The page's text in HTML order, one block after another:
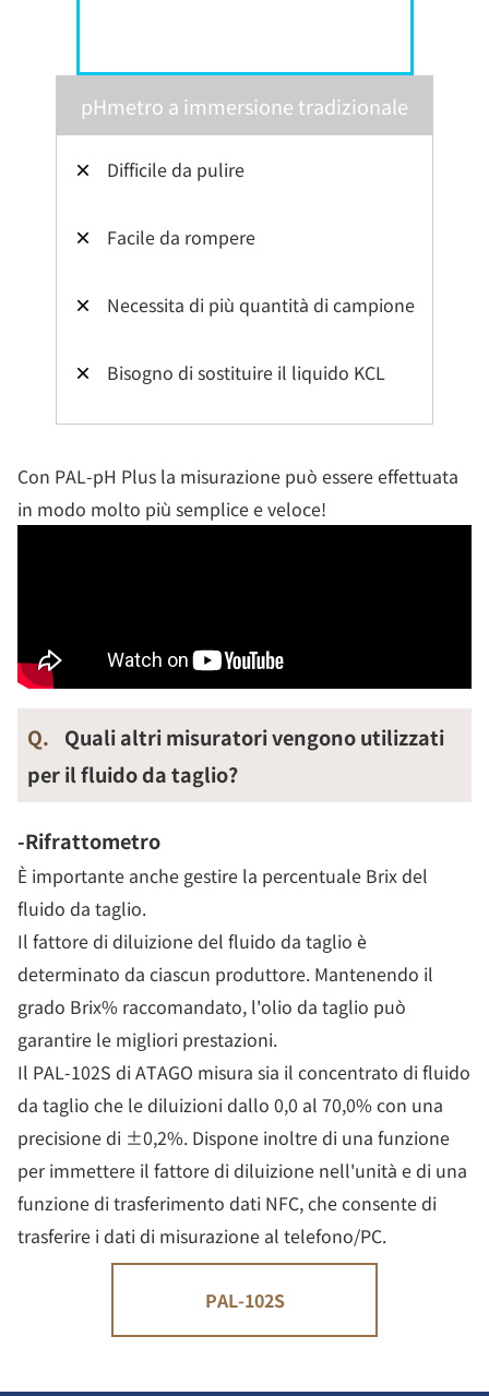
pHmetro a immersione tradizionale
× Difficile da pulire
× Facile da rompere
× Necessita di più quantità di campione
× Bisogno di sostituire il liquido KCL
Con PAL-pH Plus la misurazione può essere effettuata
in modo molto più semplice e veloce!
Q.
Quali altri misuratori vengono utilizzati
per il fluido da taglio?
-Rifrattometro
È importante anche gestire la percentuale Brix del
fluido da taglio.
Il fattore di diluizione del fluido da taglio è
determinato da ciascun produttore. Mantenendo il
grado Brix% raccomandato, l'olio da taglio può
garantire le migliori prestazioni.
Il PAL-102S di ATAGO misura sia il concentrato di fluido
da taglio che le diluizioni dallo 0,0 al 70,0% con una
precisione di ±0,2%. Dispone inoltre di una funzione
per immettere il fattore di diluizione nell'unità e di una
funzione di trasferimento dati NFC, che consente di
trasferire i dati di misurazione al telefono/PC.
PAL-102S